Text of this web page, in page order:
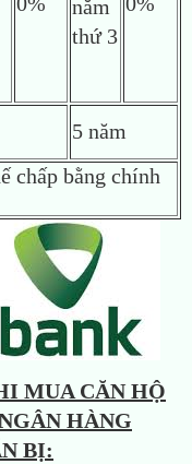
năm
thứ 3
5 năm
chấp bằng chính
MUA CĂN HỘ
HÀNG
BỊ: